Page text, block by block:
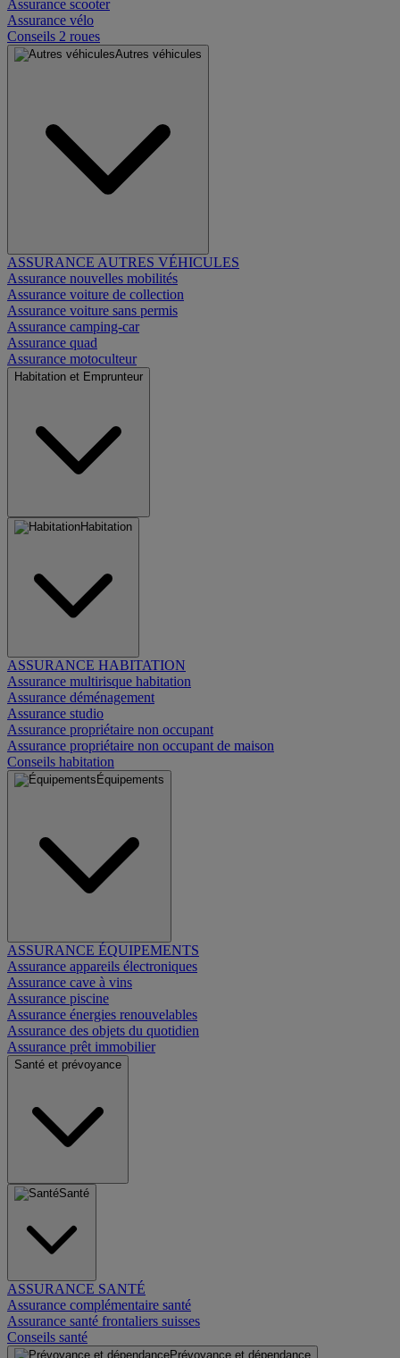
Assurance scooter
Assurance vélo
Conseils 2 roues
Autres véhicules
ASSURANCE AUTRES VÉHICULES
Assurance nouvelles mobilités
Assurance voiture de collection
Assurance voiture sans permis
Assurance camping-car
Assurance quad
Assurance motoculteur
Habitation et Emprunteur
Habitation
ASSURANCE HABITATION
Assurance multirisque habitation
Assurance déménagement
Assurance studio
Assurance propriétaire non occupant
Assurance propriétaire non occupant de maison
Conseils habitation
Équipements
ASSURANCE ÉQUIPEMENTS
Assurance appareils électroniques
Assurance cave à vins
Assurance piscine
Assurance énergies renouvelables
Assurance des objets du quotidien
Assurance prêt immobilier
Santé et prévoyance
Santé
ASSURANCE SANTÉ
Assurance complémentaire santé
Assurance santé frontaliers suisses
Conseils santé
Prévoyance et dépendance